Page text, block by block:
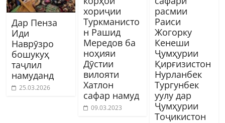
Дар Пенза
Иди
Наврӯзро
бошукуҳ
таҷлил
намуданд
25.03.2026
хориҷии
Туркманисто
н Рашид
Мередов ба
ноҳияи
Дӯстии
вилояти
Хатлон
сафар намуд
09.03.2023
расмии
Раиси
Жогорку
Кенеши
Ҷумҳурии
Қирғизистон
Нурланбек
Тургунбек
уулу дар
Ҷумҳурии
Тоҷикистон